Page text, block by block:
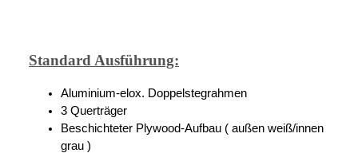
Standard Ausführung:
Aluminium-elox. Doppelstegrahmen
3 Querträger
Beschichteter Plywood-Aufbau ( außen weiß/innen
grau )